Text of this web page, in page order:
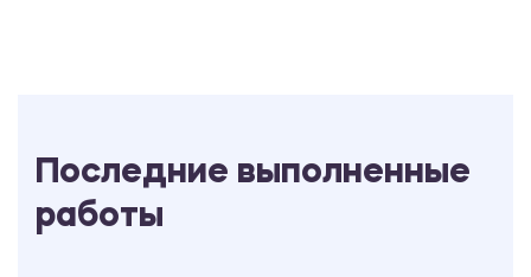
Последние выполненные
работы